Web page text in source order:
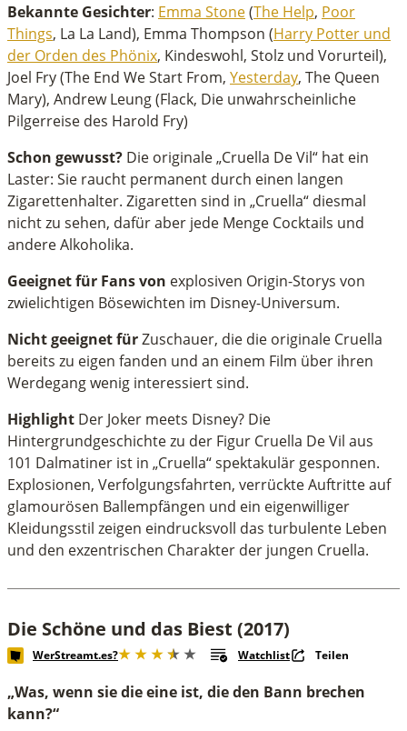
Bekannte Gesichter: Emma Stone(The Help, Poor
Things, La La Land), Emma Thompson (Harry Potter und
der Orden des Phönix, Kindeswohl, Stolz und Vorurteil),
Joel Fry (The End We Start From, Yesterday, The Queen
Mary), Andrew Leung (Flack, Die unwahrscheinliche
Pilgerreise des Harold Fry)
Schon gewusst? Die originale „Cruella De Vil“ hat ein
Laster: Sie raucht permanent durch einen langen
Zigarettenhalter. Zigaretten sind in „Cruella“ diesmal
nicht zu sehen, dafür aber jede Menge Cocktails und
andere Alkoholika.
Geeignet für Fans von explosiven Origin-Storys von
zwielichtigen Bösewichten im Disney-Universum.
Nicht geeignet fürZuschauer, die die originale Cruella
bereits zu eigen fanden und an einem Film über ihren
Werdegang wenig interessiert sind.
Highlight Der Joker meets Disney? Die
Hintergrundgeschichte zu der Figur Cruella De Vil aus
101 Dalmatiner ist in „Cruella“ spektakulär gesponnen.
Explosionen, Verfolgungsfahrten, verrückte Auftritte auf
glamourösen Ballempfängen und ein eigenwilliger
Kleidungsstil zeigen eindrucksvoll das turbulente Leben
und den exzentrischen Charakter der jungen Cruella.
Die Schöne und das Biest (2017)
WerStreamt.es? Watchlist Teilen
„Was, wenn sie die eine ist, die den Bann brechen
kann?“